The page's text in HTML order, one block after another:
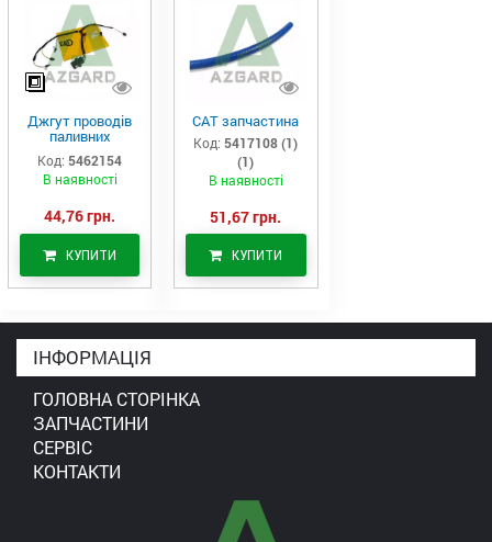
Джгут проводів
паливних
форсунок CAT
C7/C9 (546-2154)
Код: 5462154
В наявності
44,76 грн.
КУПИТИ
САТ запчастина
Код: 5417108 (1)
(1)
В наявності
51,67 грн.
КУПИТИ
ІНФОРМАЦІЯ
ГОЛОВНА СТОРІНКА
ЗАПЧАСТИНИ
СЕРВІС
КОНТАКТИ